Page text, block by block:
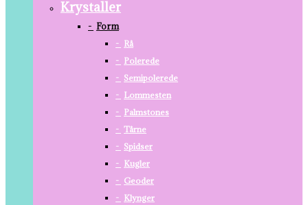
Krystaller
Form
Rå
Polerede
Semipolerede
Lommesten
Palmstones
Tårne
Spidser
Kugler
Geoder
Klynger